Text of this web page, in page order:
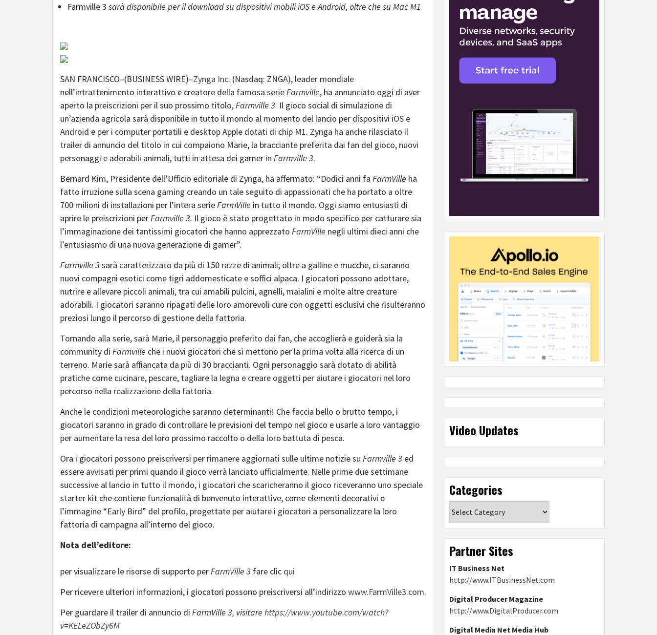
Farmville 3 sarà disponibile per il download su dispositivi mobili iOS e Android, oltre che su Mac M1
SAN FRANCISCO–(BUSINESS WIRE)–Zynga Inc. (Nasdaq: ZNGA), leader mondiale
nell’intrattenimento interattivo e creatore della famosa serie Farmville, ha annunciato oggi di aver
aperto la preiscrizioni per il suo prossimo titolo, Farmville 3. Il gioco social di simulazione di
un’azienda agricola sarà disponibile in tutto il mondo al momento del lancio per dispositivi iOS e
Android e per i computer portatili e desktop Apple dotati di chip M1. Zynga ha anche rilasciato il
trailer di annuncio del titolo in cui compaiono Marie, la bracciante preferita dai fan del gioco, nuovi
personaggi e adorabili animali, tutti in attesa dei gamer in Farmville 3.
Bernard Kim, Presidente dell’Ufficio editoriale di Zynga, ha affermato: “Dodici anni fa FarmVille ha
fatto irruzione sulla scena gaming creando un tale seguito di appassionati che ha portato a oltre
700 milioni di installazioni per l’intera serie FarmVille in tutto il mondo. Oggi siamo entusiasti di
aprire le preiscrizioni per Farmville 3. Il gioco è stato progettato in modo specifico per catturare sia
l’immaginazione dei tantissimi giocatori che hanno apprezzato FarmVille negli ultimi dieci anni che
l’entusiasmo di una nuova generazione di gamer”.
Farmville 3sarà caratterizzato da più di 150 razze di animali; oltre a galline e mucche, ci saranno
nuovi compagni esotici come tigri addomesticate e soffici alpaca. I giocatori possono adottare,
nutrire e allevare piccoli animali, tra cui amabili pulcini, agnelli, maialini e molte altre creature
adorabili. I giocatori saranno ripagati delle loro amorevoli cure con oggetti esclusivi che risulteranno
preziosi lungo il percorso di gestione della fattoria.
Tornando alla serie, sarà Marie, il personaggio preferito dai fan, che accoglierà e guiderà sia la
community di Farmville che i nuovi giocatori che si mettono per la prima volta alla ricerca di un
terreno. Marie sarà affiancata da più di 30 braccianti. Ogni personaggio sarà dotato di abilità
pratiche come cucinare, pescare, tagliare la legna e creare oggetti per aiutare i giocatori nel loro
percorso nella realizzazione della fattoria.
Anche le condizioni meteorologiche saranno determinanti! Che faccia bello o brutto tempo, i
giocatori saranno in grado di controllare le previsioni del tempo nel gioco e usarle a loro vantaggio
per aumentare la resa del loro prossimo raccolto o della loro battuta di pesca.
Ora i giocatori possono preiscriversi per rimanere aggiornati sulle ultime notizie su Farmville 3 ed
essere avvisati per primi quando il gioco verrà lanciato ufficialmente. Nelle prime due settimane
successive al lancio in tutto il mondo, i giocatori che scaricheranno il gioco riceveranno uno speciale
starter kit che contiene funzionalità di benvenuto interattive, come elementi decorativi e
l’immagine “Early Bird” del profilo, progettate per aiutare i giocatori a personalizzare la loro
fattoria di campagna all’interno del gioco.
Nota dell’editore:
per visualizzare le risorse di supporto per FarmVille 3 fare clic qui
Per ricevere ulteriori informazioni, i giocatori possono preiscriversi all’indirizzo www.FarmVille3.com.
Per guardare il trailer di annuncio di FarmVille 3, visitare https://www.youtube.com/watch?
v=KELeZObZy6M
Video Updates
Categories
Partner Sites
IT Business Net
http://www.ITBusinessNet.com
Digital Producer Magazine
http://www.DigitalProducer.com
Digital Media Net Media Hub